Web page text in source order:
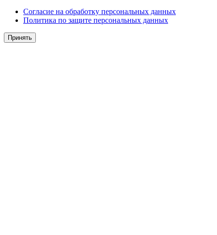
Согласие на обработку персональных данных
Политика по защите персональных данных
Принять